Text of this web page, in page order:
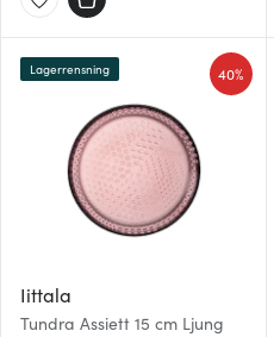
Iittala
Tundra Assiett 15 cm Ljung
40%
Lagerrensning